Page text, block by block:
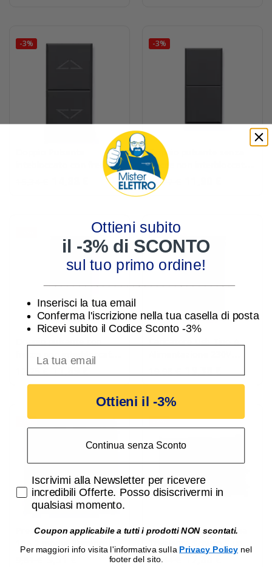
-3%
intebloccato con frecce
-3%
Doppio pulsante senza
frecce non interbloccato
Ave Tekla 445056
12,27 €
frecce non interbloccato
Ave Tekla 445056F
-3%
445082USB3A
-3%
Presa Schuko Trivalente
Ave Tekla 445090/15TS
-3%
Presa composta da una
Bipasso AVE Tekla
18,44 €
Ottieni subito
il -3% di SCONTO
sul tuo primo ordine!
Inserisci la tua email
Conferma l'iscrizione nella tua casella di posta
Ricevi subito il Codice Sconto -3%
Ottieni il -3%
Continua senza Sconto
Accetta di ricevere email promozionali
Iscrivimi alla Newsletter per ricevere
incredibili Offerte. Posso disiscrivermi in
qualsiasi momento.
Coupon applicabile a tutti i prodotti NON scontati.
Per maggiori info visita l'informativa sulla Privacy Policy nel
footer del sito.